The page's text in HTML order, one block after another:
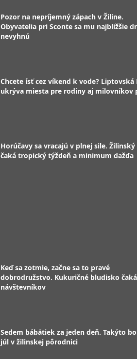
Pozor na nepríjemný zápach v Žiline.
Obyvatelia pri Sconte sa mu najbližšie
nevyhnú
Chcete ísť cez víkend k vode? Liptovská
ukrýva miesta pre rodiny aj milovníkov
Horúčavy sa vracajú v plnej sile.
čaká tropický týždeň a minimum dažďa
Keď sa zotmie, začne sa to pravé
dobrodružstvo. Kukuričné bludisko
návštevníkov
Sedem bábätiek za jeden deň. Takýto
júl v žilinskej pôrodnici